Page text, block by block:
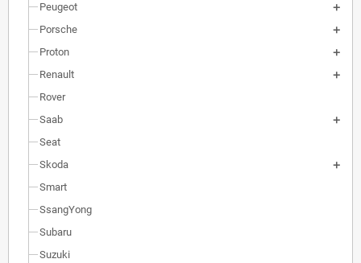
Peugeot
Porsche
Proton
Renault
Rover
Saab
Seat
Skoda
Smart
SsangYong
Subaru
Suzuki